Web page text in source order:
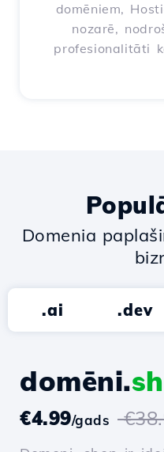
domēniem,
nozarē,
profesionalitāti
Domenia
.ai .dev
domēni.
€4.99/gads